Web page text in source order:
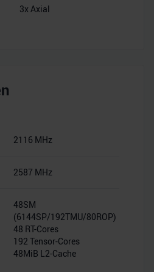
3x Axial
2116 MHz
2587 MHz
48SM
(6144SP/192TMU/80ROP)
48 RT-Cores
192 Tensor-Cores
48MiB L2-Cache